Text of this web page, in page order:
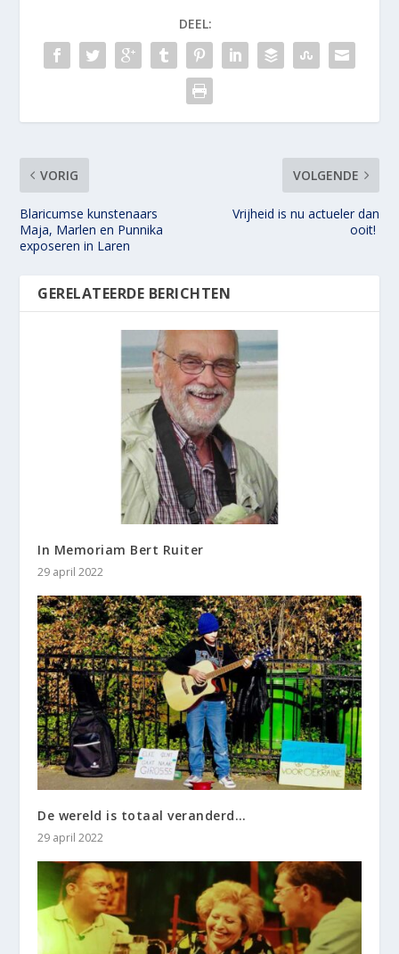
DEEL:
VORIG
Blaricumse kunstenaars
Maja, Marlen en Punnika
exposeren in Laren
VOLGENDE
Vrijheid is nu actueler dan
ooit!
GERELATEERDE BERICHTEN
In Memoriam Bert Ruiter
29 april 2022
De wereld is totaal veranderd…
29 april 2022